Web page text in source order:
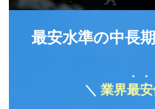
最安水準の中長
＼ 業界最安
・・